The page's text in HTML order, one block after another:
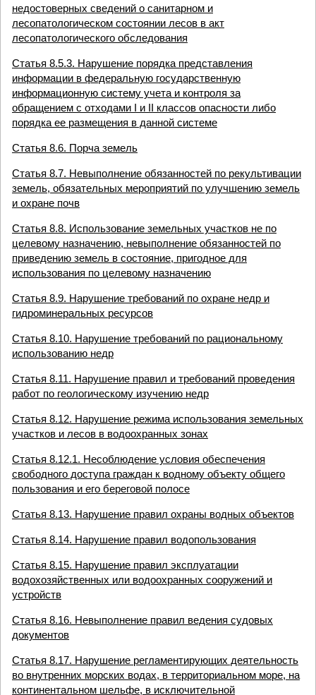
недостоверных сведений о санитарном и
лесопатологическом состоянии лесов в акт
лесопатологического обследования
Статья 8.5.3. Нарушение порядка представления
информации в федеральную государственную
информационную систему учета и контроля за
обращением с отходами I и II классов опасности либо
порядка ее размещения в данной системе
Статья 8.6. Порча земель
Статья 8.7. Невыполнение обязанностей по рекультивации
земель, обязательных мероприятий по улучшению земель
и охране почв
Статья 8.8. Использование земельных участков не по
целевому назначению, невыполнение обязанностей по
приведению земель в состояние, пригодное для
использования по целевому назначению
Статья 8.9. Нарушение требований по охране недр и
гидроминеральных ресурсов
Статья 8.10. Нарушение требований по рациональному
использованию недр
Статья 8.11. Нарушение правил и требований проведения
работ по геологическому изучению недр
Статья 8.12. Нарушение режима использования земельных
участков и лесов в водоохранных зонах
Статья 8.12.1. Несоблюдение условия обеспечения
свободного доступа граждан к водному объекту общего
пользования и его береговой полосе
Статья 8.13. Нарушение правил охраны водных объектов
Статья 8.14. Нарушение правил водопользования
Статья 8.15. Нарушение правил эксплуатации
водохозяйственных или водоохранных сооружений и
устройств
Статья 8.16. Невыполнение правил ведения судовых
документов
Статья 8.17. Нарушение регламентирующих деятельность
во внутренних морских водах, в территориальном море, на
континентальном шельфе, в исключительной